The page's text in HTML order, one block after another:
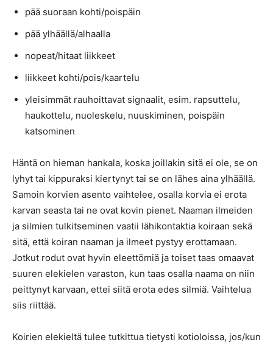
pää suoraan kohti/poispäin
pää ylhäällä/alhaalla
nopeat/hitaat liikkeet
liikkeet kohti/pois/kaartelu
yleisimmät rauhoittavat signaalit, esim. rapsuttelu,
haukottelu, nuoleskelu, nuuskiminen, poispäin
katsominen
Häntä on hieman hankala, koska joillakin sitä ei ole, se on
lyhyt tai kippuraksi kiertynyt tai se on lähes aina ylhäällä.
Samoin korvien asento vaihtelee, osalla korvia ei erota
karvan seasta tai ne ovat kovin pienet. Naaman ilmeiden
ja silmien tulkitseminen vaatii lähikontaktia koiraan sekä
sitä, että koiran naaman ja ilmeet pystyy erottamaan.
Jotkut rodut ovat hyvin eleettömiä ja toiset taas omaavat
suuren elekielen varaston, kun taas osalla naama on niin
peittynyt karvaan, ettei siitä erota edes silmiä. Vaihtelua
siis riittää.
Koirien elekieltä tulee tutkittua tietysti kotioloissa, jos/kun